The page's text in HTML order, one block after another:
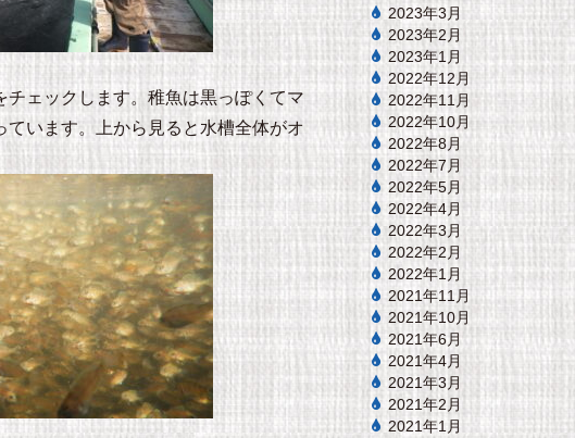
ェックします。稚魚は黒っぽくてマ
います。上から見ると水槽全体がオ
2023年3月
2023年2月
2023年1月
2022年12月
2022年11月
2022年10月
2022年8月
2022年7月
2022年5月
2022年4月
2022年3月
2022年2月
2022年1月
2021年11月
2021年10月
2021年6月
2021年4月
2021年3月
2021年2月
2021年1月